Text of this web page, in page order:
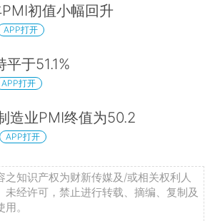
初值小幅回升
APP打开
于51.1%
APP打开
造业PMI终值为50.2
APP打开
之知识产权为财新传媒及/或相关权利人
未经许可，禁止进行转载、摘编、复制及
。